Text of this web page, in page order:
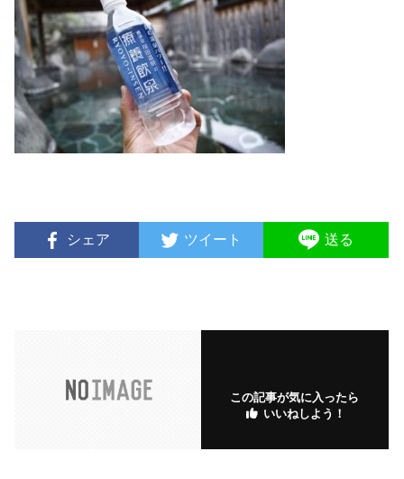
シェア ツイート 送る
この記事が気に入ったら
いいねしよう！